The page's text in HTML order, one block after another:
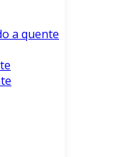
a quente